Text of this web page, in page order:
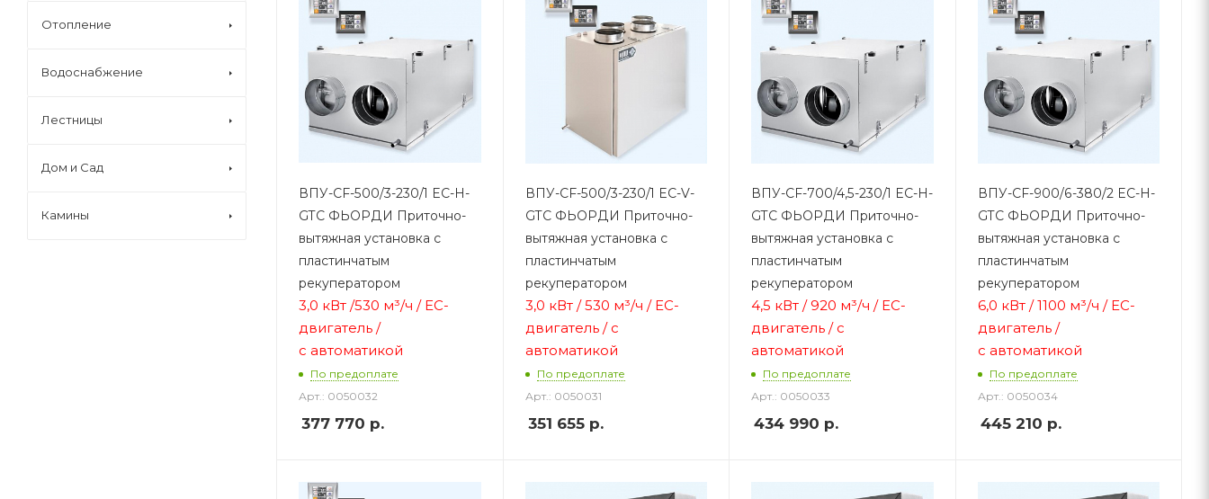
ВПУ-CF-500/3-230/1 EC-H-
GTC ФЬОРДИ Приточно-
вытяжная установка с
пластинчатым
рекуператором
3,0 кВт /530 м³/ч / ЕС-
двигатель /
с автоматикой
По предоплате
Арт.: 0050032
377 770 р.
ВПУ-CF-500/3-230/1 EC-V-
GTC ФЬОРДИ Приточно-
вытяжная установка с
пластинчатым
рекуператором
3,0 кВт / 530 м³/ч / ЕС-
двигатель / с
автоматикой
По предоплате
Арт.: 0050031
351 655р.
ВПУ-CF-700/4,5-230/1 EC-H-
GTC ФЬОРДИ Приточно-
вытяжная установка с
пластинчатым
рекуператором
4,5 кВт / 920 м³/ч / ЕС-
двигатель / с
автоматикой
По предоплате
Арт.: 0050033
434 990 р.
ВПУ-CF-900/6-380/2 EC-H-
GTC ФЬОРДИ Приточно-
вытяжная установка с
пластинчатым
рекуператором
6,0 кВт / 1100 м³/ч / ЕС-
двигатель /
с автоматикой
По предоплате
Арт.: 0050034
445 210 р.
Отопление
Водоснабжение
Лестницы
Дом и Сад
Камины